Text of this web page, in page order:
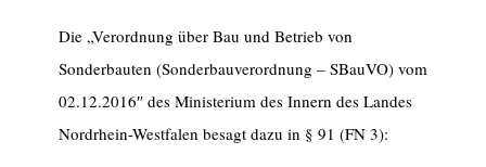
Die „Verordnung über Bau und Betrieb von
Sonderbauten (Sonderbauverordnung – SBauVO) vom
02.12.2016″ des Ministerium des Innern des Landes
Nordrhein-Westfalen besagt dazu in § 91 (FN 3):